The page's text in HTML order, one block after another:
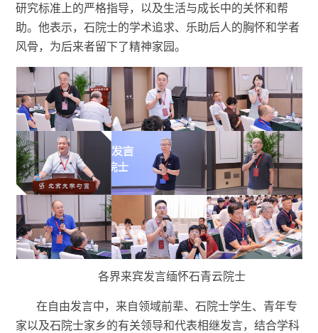
研究标准上的严格指导，以及生活与成长中的关怀和帮
助。他表示，石院士的学术追求、乐助后人的胸怀和学者
风骨，为后来者留下了精神家园。
各界来宾发言缅怀石青云院士
在自由发言中，来自领域前辈、石院士学生、青年专
家以及石院士家乡的有关领导和代表相继发言，结合学科